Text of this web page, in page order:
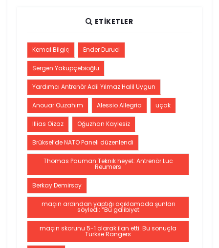
ETIKETLER
Kemal Bilgiç Ender Duruel
Sergen Yakupçebioğlu
Yardımcı Antrenör Adil Yılmaz Halil Uygun
Anouar Ouzahim Alessio Allegria uçak
Illias Oizaz Oğuzhan Kaylesiz
Brüksel’de NATO Paneli düzenlendi
Thomas Pauman Teknik heyet: Antrenör Luc
Reumers
Berkay Demirsoy
maçın ardından yaptığı açıklamada şunları
söyledi: “Bu galibiyet
maçın skorunu 5-1 olarak ilan etti. Bu sonuçla
Turkse Rangers